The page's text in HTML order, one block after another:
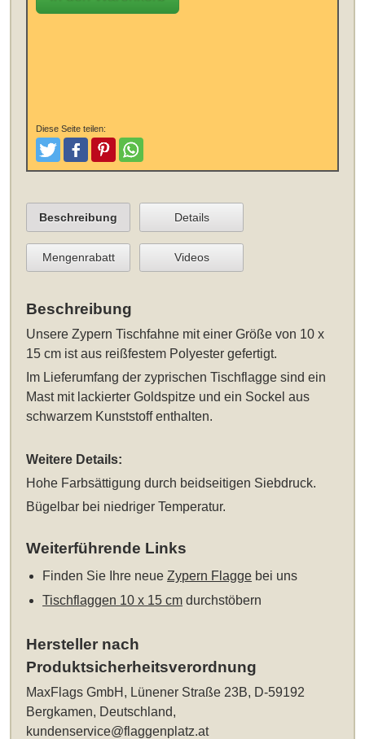
Diese Seite teilen:
TweetenPostenPinterestTeilen
Beschreibung Details
Mengenrabatt Videos
Beschreibung
UnsereZypern Tischfahne mit einer Größe von 10 x
15 cm ist aus reißfestem Polyester gefertigt.
Im Lieferumfang der zyprischen Tischflagge sind ein
Mast mit lackierter Goldspitze und ein Sockel aus
schwarzem Kunststoff enthalten.
Weitere Details:
Hohe Farbsättigung durch beidseitigen Siebdruck.
Bügelbar bei niedriger Temperatur.
Weiterführende Links
Finden Sie Ihre neueZypern Flagge bei uns
Tischflaggen 10 x 15 cm durchstöbern
Hersteller nach
Produktsicherheitsverordnung
MaxFlags GmbH, Lünener Straße 23B, D-59192
Bergkamen, Deutschland,
kundenservice@flaggenplatz.at